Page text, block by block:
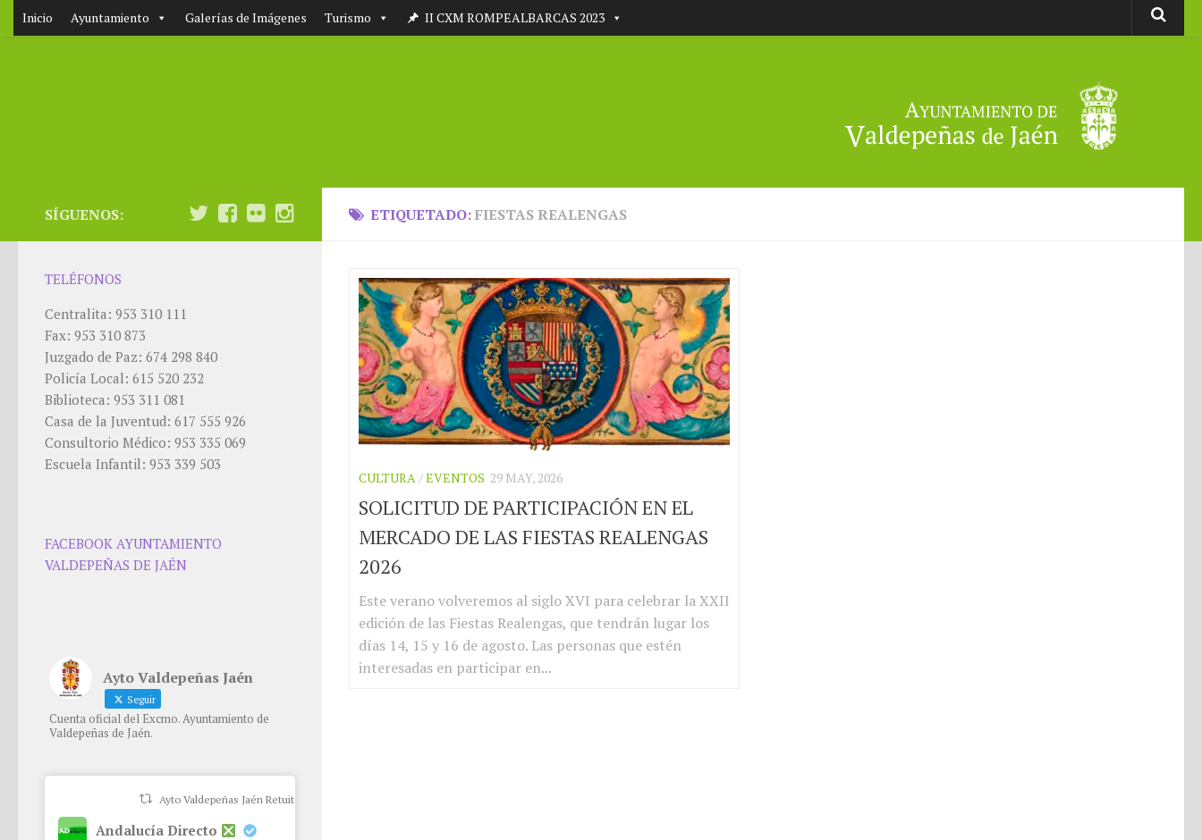
Inicio Ayuntamiento Galerías de Imágenes Turismo II CXM ROMPEALBARCAS 2023
ETIQUETADO:FIESTAS REALENGAS
CULTURA /EVENTOS 29 MAY, 2026
SOLICITUD DE PARTICIPACIÓN EN EL
MERCADO DE LAS FIESTAS REALENGAS
2026
Este verano volveremos al siglo XVI para celebrar la XXII
edición de las Fiestas Realengas, que tendrán lugar los
días 14, 15 y 16 de agosto. Las personas que estén
interesadas en participar en...
SÍGUENOS:
TELÉFONOS
Centralita: 953 310 111
Fax: 953 310 873
Juzgado de Paz: 674 298 840
Policía Local: 615 520 232
Biblioteca: 953 311 081
Casa de la Juventud: 617 555 926
Consultorio Médico: 953 335 069
Escuela Infantil: 953 339 503
FACEBOOK AYUNTAMIENTO
VALDEPEÑAS DE JAÉN
Ayto Valdepeñas Jaén
Seguir
Cuenta oficial del Excmo. Ayuntamiento de
Valdepeñas de Jaén.
Ayto Valdepeñas Jaén Retuiteado
Andalucía Directo